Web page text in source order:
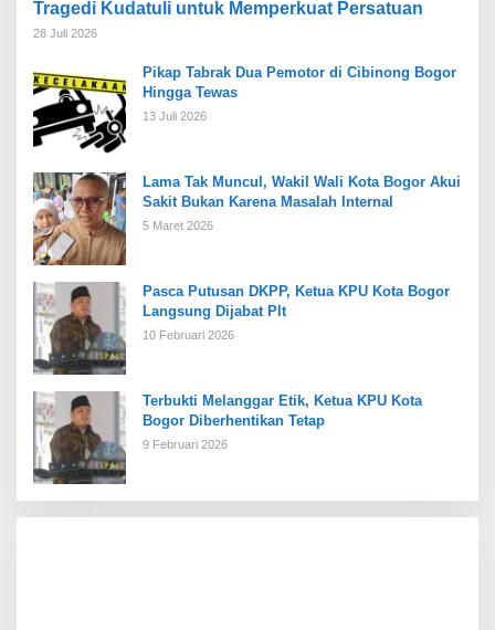
Tragedi Kudatuli untuk Memperkuat Persatuan
28 Juli 2026
Pikap Tabrak Dua Pemotor di Cibinong Bogor
Hingga Tewas
13 Juli 2026
Lama Tak Muncul, Wakil Wali Kota Bogor Akui
Sakit Bukan Karena Masalah Internal
5 Maret 2026
Pasca Putusan DKPP, Ketua KPU Kota Bogor
Langsung Dijabat Plt
10 Februari 2026
Terbukti Melanggar Etik, Ketua KPU Kota
Bogor Diberhentikan Tetap
9 Februari 2026